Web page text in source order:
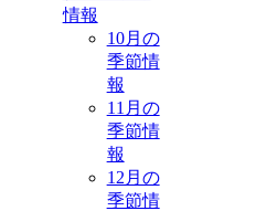
情報
10月の
季節情
報
11月の
季節情
報
12月の
季節情